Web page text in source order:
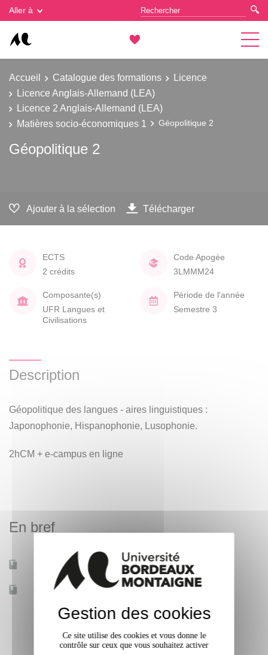
Aller à
Accueil Catalogue des formations
Licence
Licence Anglais-Allemand (LEA)
Licence 2 Anglais-Allemand (LEA)
Matières socio-économiques 1
Géopolitique 2
Géopolitique 2
Ajouter à la sélection Télécharger
ECTS
2 crédits
Code Apogée
3LMMM24
Composante(s)
UFR Langues et
Civilisations
Période de l'année
Semestre 3
Description
Géopolitique des langues - aires linguistiques :
Japonophonie, Hispanophonie, Lusophonie.
2hCM + e-campus en ligne
En bref
Mobilité d'études Oui
Accessible à distance Non
Gestion des cookies
Gestion des cookies
Ce site utilise des cookies et vous donne le
contrôle sur ceux que vous souhaitez activer